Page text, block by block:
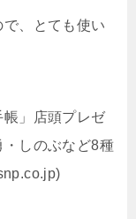
、とても使い
帳」店頭プレゼ
・しのぶなど8種